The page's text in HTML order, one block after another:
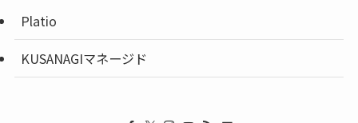
Platio
KUSANAGIマネージド